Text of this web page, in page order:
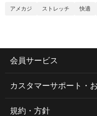
アメカジ ストレッチ 快適
会員サービス
カスタマーサポート・
規約・方針